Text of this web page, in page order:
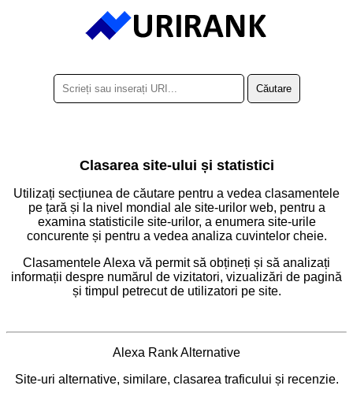
Clasarea site-ului și statistici
Utilizați secțiunea de căutare pentru a vedea clasamentele
pe țară și la nivel mondial ale site-urilor web, pentru a
examina statisticile site-urilor, a enumera site-urile
concurente și pentru a vedea analiza cuvintelor cheie.
Clasamentele Alexa vă permit să obțineți și să analizați
informații despre numărul de vizitatori, vizualizări de pagină
și timpul petrecut de utilizatori pe site.
Alexa Rank Alternative
Site-uri alternative, similare, clasarea traficului și recenzie.